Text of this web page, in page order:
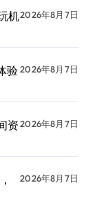
机2026年8月7日
验2026年8月7日
资2026年8月7日
2026年8月7日